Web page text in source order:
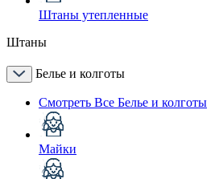
Штаны утепленные
Штаны
Белье и колготы
Смотреть Все Белье и колготы
Майки